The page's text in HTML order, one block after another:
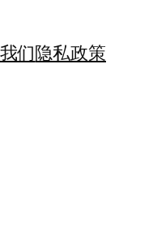
们隐私政策